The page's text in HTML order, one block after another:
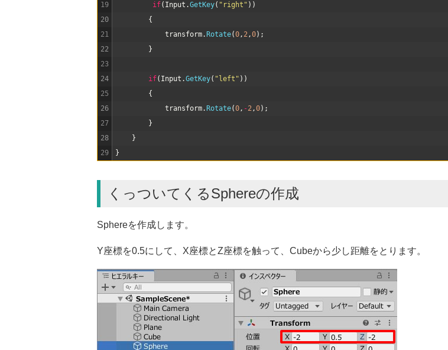
19
20
21
22
23
24
25
26
27
28
29
if( Input .GetKey( "right" ) )
{
transform. Rotate(0, 2,0) ;
}
if( Input .GetKey( "left" ) )
{
transform. Rotate(0, -2,0) ;
}
}
}
くっついてくるSphereの作成
Sphereを作成します。
Y座標を0.5にして、X座標とZ座標を触って、Cubeから少し距離をとります。